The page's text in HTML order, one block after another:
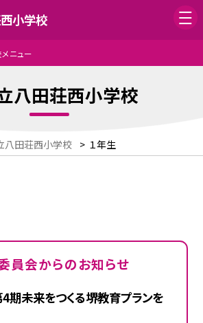
小学校
ニュー
八田荘西小学校
八田荘西小学校 > １年生
員会からのお知らせ
未来をつくる堺教育プランを